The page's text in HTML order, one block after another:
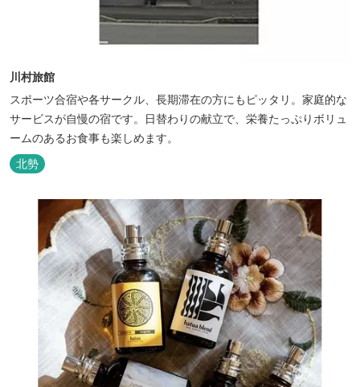
川村旅館
スポーツ合宿や各サークル、長期滞在の方にもピッタリ。家庭的な
サービスが自慢の宿です。日替わりの献立で、栄養たっぷりボリュ
ームのあるお食事も楽しめます。
北勢